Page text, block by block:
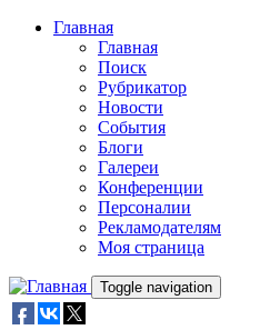
Skip to main content
Главная
Главная
Поиск
Рубрикатор
Новости
События
Блоги
Галереи
Конференции
Персоналии
Рекламодателям
Моя страница
Toggle navigation